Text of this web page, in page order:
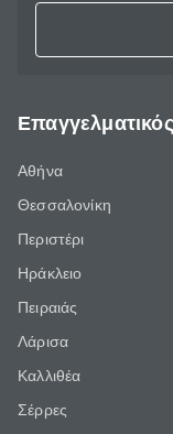
Αθήνα
Θεσσαλονίκη
Περιστέρι
Ηράκλειο
Πειραιάς
Λάρισα
Καλλιθέα
Σέρρες